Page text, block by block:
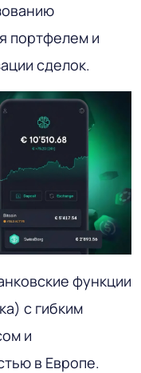
портфелем и
сделок.
функции
с гибким
и
в Европе.